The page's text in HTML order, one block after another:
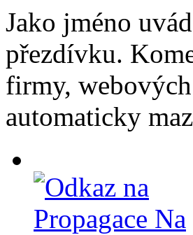
Jako jméno
přezdívku.
firmy,
automaticky